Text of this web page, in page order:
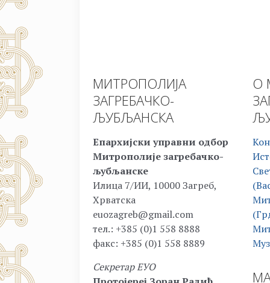
МИТРОПОЛИЈА
ЗАГРЕБАЧКО-
ЉУБЉАНСКА
Епархијски управни одбор
Митрополије загребачко-
љубљанске
Илица 7/ИИ, 10000 Загреб,
Хрватска
euozagreb@gmail.com
тел.: +385 (0)1 558 8888
факс: +385 (0)1 558 8889
Секретар ЕУО
О